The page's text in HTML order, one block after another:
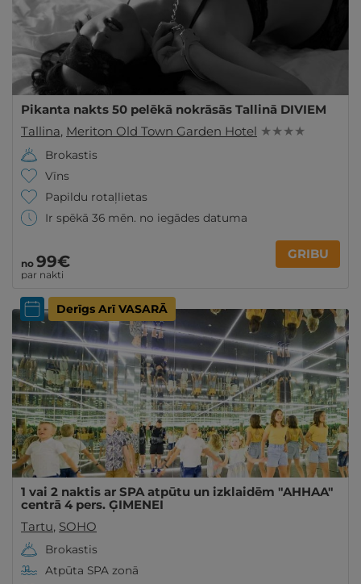
Pikanta nakts 50 pelēkā nokrāsās Tallinā DIVIEM
Tallina, Meriton Old Town Garden Hotel ★ ★ ★ ★
Brokastis
Vīns
Papildu rotaļlietas
Ir spēkā 36 mēn. no iegādes datuma
no 99€
par nakti
GRIBU
Derīgs Arī VASARĀ
1 vai 2 naktis ar SPA atpūtu un izklaidēm "AHHAA"
centrā 4 pers. ĢIMENEI
Tartu, SOHO
Brokastis
Atpūta SPA zonā